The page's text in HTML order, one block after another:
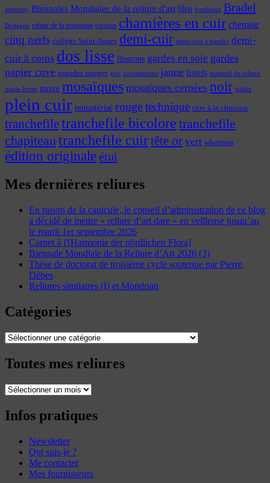
annonay Biennales Mondiales de la reliure d'art bleu bordeaux Bradel
Bretagne cahier de la quinzaine caisson charnières en cuir chemise
cinq nerfs collège Saint-James demi-cuir demi-cuir à bandes demi-
cuir à coins dos lisse fleurons gardes en soie gardes
papier cuve grandes marges gris incrustations jaune listels matériel de reliure
minis-livres moire mosaïques mosaïques cernées noir oasis
plein cuir remastérisé rougetechnique titre à la chinoise
tranchefiletranchefile bicolore tranchefile
chapiteautranchefile cuirtête or vert whatman
édition originaleétui
Mes dernières reliures
En raison de la canicule, le conseil d’administration de ce blog
a décidé de mettre « reliure d’art dare » en veilleuse jusqu’au
le mardi 1er septembre 2026
Carnet à l'[Harmonie der nördlichen Flora]
Biennale Mondiale de la Reliure d’Art 2026 (3)
Thèse de doctorat de troisième cycle soutenue par Pierre
Dèbes
Reliures similaires (I) et Mondrian
Catégories
Catégories
Toutes mes reliures
Toutes
reliures
Infos pratiques
Newsletter
Qui suis-je ?
Me contacter
Mes fournisseurs